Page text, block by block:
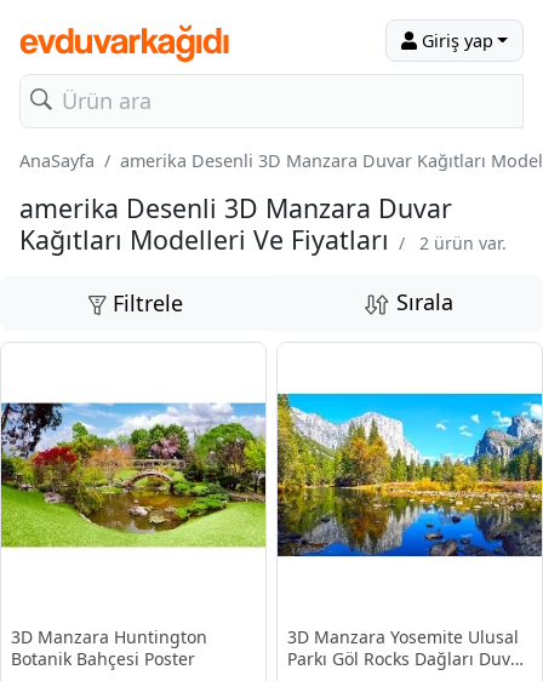
Giriş yap
AnaSayfa amerika Desenli 3D Manzara Duvar Kağıtları
amerika Desenli 3D Manzara Duvar
Kağıtları Modelleri Ve Fiyatları / 2 ürün var.
Filtrele Sırala
3D Manzara Huntington
Botanik Bahçesi Poster
3D Manzara Yosemite Ulusal
Parkı Göl Rocks Dağları Duvar